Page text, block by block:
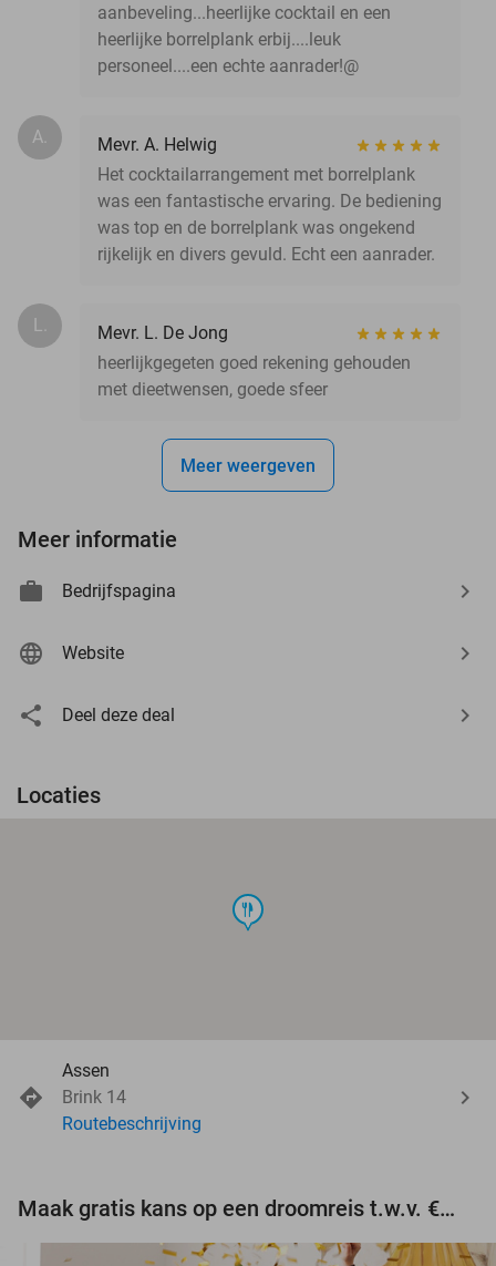
aanbeveling...heerlijke cocktail en een
heerlijke borrelplank erbij....leuk
personeel....een echte aanrader!@
A.
Mevr. A. Helwig
Het cocktailarrangement met borrelplank
was een fantastische ervaring. De bediening
was top en de borrelplank was ongekend
rijkelijk en divers gevuld. Echt een aanrader.
L.
Mevr. L. De Jong
heerlijkgegeten goed rekening gehouden
met dieetwensen, goede sfeer
Meer weergeven
Meer informatie
Bedrijfspagina
Website
Deel deze deal
Locaties
food
Assen
Brink 14
Routebeschrijving
Maak gratis kans op een droomreis t.w.v. €3.000!